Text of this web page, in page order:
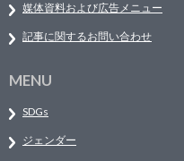
媒体資料および広告メニュー
記事に関するお問い合わせ
MENU
SDGs
ジェンダー